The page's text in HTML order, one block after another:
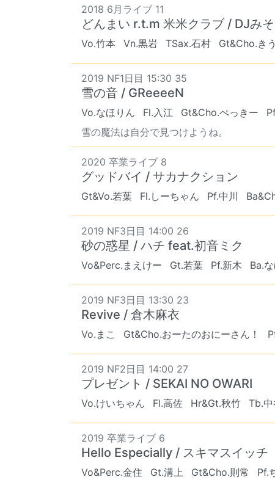
2018 6月ライブ 11
どんまい r.t.m 米米クラブ / DJみ
Vo.竹本 Vn.黒岩 TSax.石村 Gt&Cho.き
2019 NF1日目 15:30 35
雪の音 / GReeeeN
Vo.なほりん Fl.入江 Gt&Cho.ぺっきー
雪の魔法は自分で見つけようね。
2020 卒業ライブ 8
グッドバイ / サカナクション
Gt&Vo.若葉 Fl.しーちゃん Pf.中川
2019 NF3日目 14:00 26
砂の惑星 / ハチ feat.初音ミク
Vo&Perc.まえけー Gt.若葉 Pf.新木 Ba.
2019 NF3日目 13:30 23
Revive / 倉木麻衣
Vo.まこ Gt&Cho.おーたのおにーさん！
2019 NF2日目 14:00 27
プレゼント / SEKAI NO OWARI
Vo.けいちゃん Fl.高佐 Hr&Gt.秋竹 Tb.中
2019 卒業ライブ 6
Hello Especially / スキマスイッチ
Vo&Perc.金住 Gt.溝上 Gt&Cho.則常 Pf.